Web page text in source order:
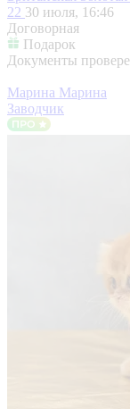
22 30 июля, 16:46
Договорная
Подарок
Документы
Марина Марина
Заводчик